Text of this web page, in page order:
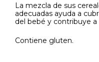
La mezcla de sus
adecuadas ayuda a
del bebé y contribuye
Contiene gluten.